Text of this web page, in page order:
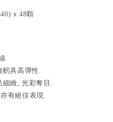
x 48顆
.
具高彈性.
緻, 光彩奪目.
有絕佳表現.